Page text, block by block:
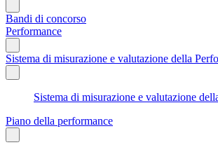
Bandi di concorso
Performance
Sistema di misurazione e valutazione della
Sistema di misurazione e valutazione
Piano della performance